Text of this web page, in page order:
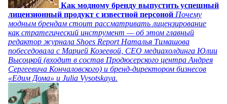
Как модному бренду выпустить успешный
лицензионный продукт с известной персоной Почему
модным брендам стоит рассматривать лицензирование
как стратегический инструмент — об этом главный
редактор журнала Shoes Report Наталья Тимашова
побеседовала с Марией Козеевой, СЕО медиахолдинга Юлии
Высоцкой (входит в состав Продюсерского центра Андрея
Сергеевича Кончаловского) и бренд-директором бизнесов
«Едим Дома» и Julia Vysotskaya.